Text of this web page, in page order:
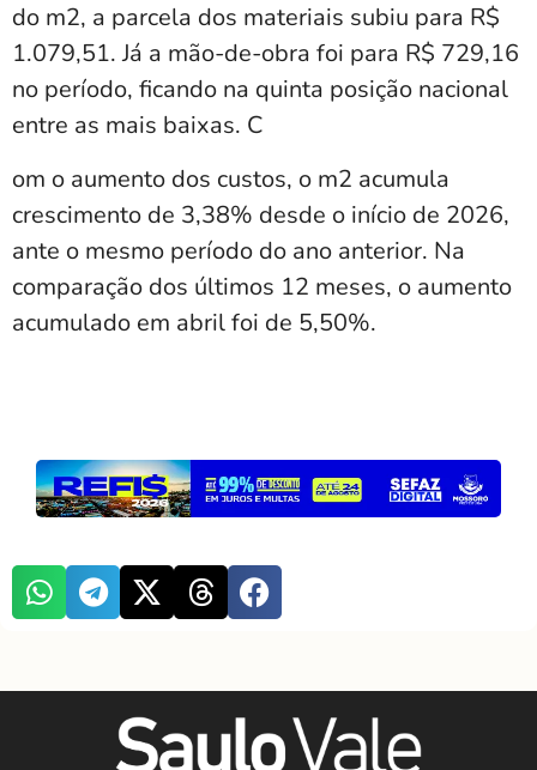
do m2, a parcela dos materiais subiu para R$
1.079,51. Já a mão-de-obra foi para R$ 729,16
no período, ficando na quinta posição nacional
entre as mais baixas. C
om o aumento dos custos, o m2 acumula
crescimento de 3,38% desde o início de 2026,
ante o mesmo período do ano anterior. Na
comparação dos últimos 12 meses, o aumento
acumulado em abril foi de 5,50%.